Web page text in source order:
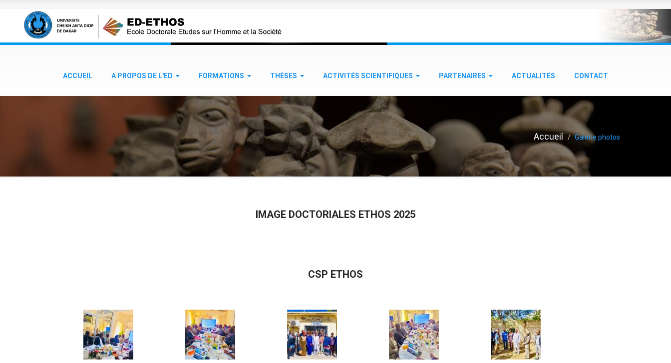
ACCUEIL A PROPOS DE L'ED FORMATIONS THÈSES ACTIVITÉS SCIENTIFIQUES PARTENAIRES ACTUALITÉS CONTACT
Accueil Galerie photos
IMAGE DOCTORIALES ETHOS 2025
CSP ETHOS